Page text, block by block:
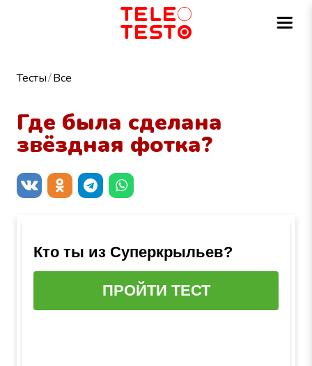
Тесты Все
Где была сделана
звёздная фотка?